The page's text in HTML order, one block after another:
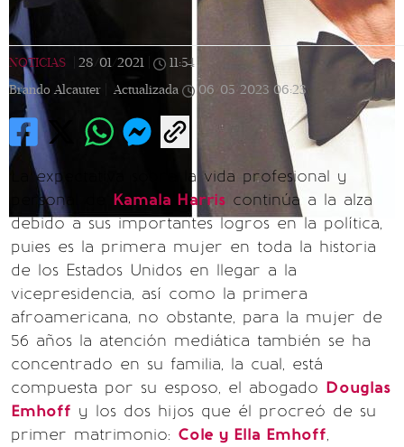
NOTICIAS 28/01/2021 11:54
Brando Alcauter |
Actualizada 06/05/2023 06:23
La expectativa sobre la vida profesional y
personal de Kamala Harris continúa a la alza
debido a sus importantes logros en la política,
puies es la primera mujer en toda la historia
de los Estados Unidos en llegar a la
vicepresidencia, así como la primera
afroamericana, no obstante, para la mujer de
56 años la atención mediática también se ha
concentrado en su familia, la cual, está
compuesta por su esposo, el abogado Douglas
Emhoff y los dos hijos que él procreó de su
primer matrimonio: Cole y Ella Emhoff,